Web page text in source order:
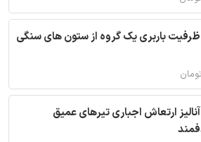
ظرفیت باربری یک گروه از ستون های سنگی
ارتعاش اجباری تیرهای عمیق